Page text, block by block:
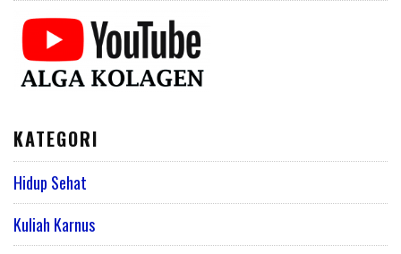
KATEGORI
Hidup Sehat
Kuliah Karnus